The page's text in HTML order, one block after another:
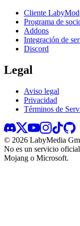
Cliente LabyMod
Programa de
Addons
Integración de
Discord
Legal
Aviso legal
Privacidad
Términos de
© 2026 LabyMedia
No es un servicio
Mojang o Microsoft.